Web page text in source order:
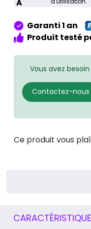
A
Garanti 1 an
Produit testé
Vous avez
Contactez-nous
Ce produit vous